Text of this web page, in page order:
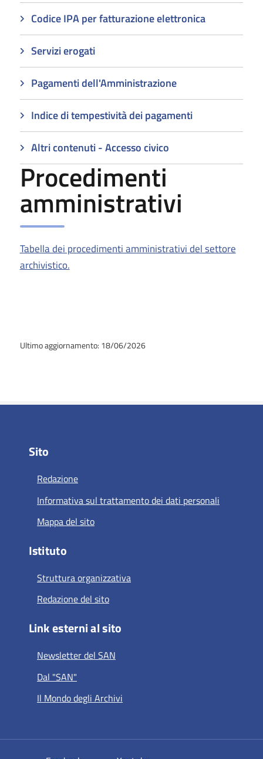
Codice IPA per fatturazione elettronica
Servizi erogati
Pagamenti dell'Amministrazione
Indice di tempestività dei pagamenti
Altri contenuti - Accesso civico
Procedimenti
amministrativi
Tabella dei procedimenti amministrativi del settore
archivistico.
Ultimo aggiornamento: 18/06/2026
Sito
Redazione
Informativa sul trattamento dei dati personali
Mappa del sito
Istituto
Struttura organizzativa
Redazione del sito
Link esterni al sito
Newsletter del SAN
Dal "SAN"
Il Mondo degli Archivi